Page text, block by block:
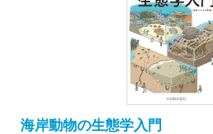
海岸動物の生態学入門